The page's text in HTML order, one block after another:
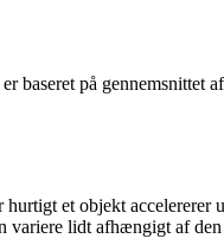
baseret på
et objekt
variere lidt afhængigt af